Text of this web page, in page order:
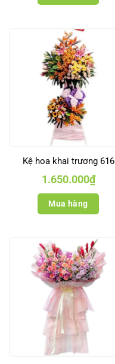
Kệ hoa khai trương 616
1.650.000₫
Mua hàng